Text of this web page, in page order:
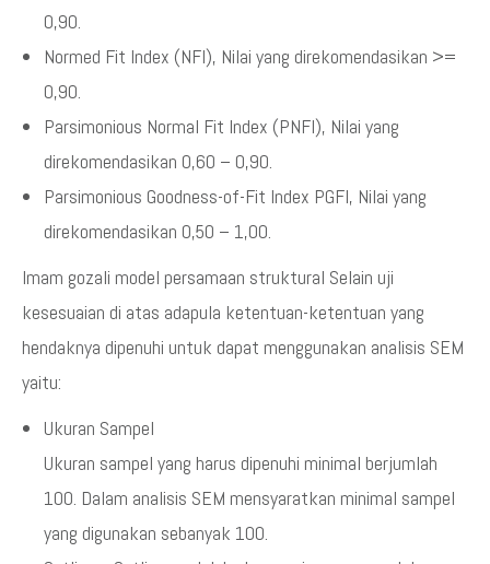
0,90.
Normed Fit Index (NFI), Nilai yang direkomendasikan >=
0,90.
Parsimonious Normal Fit Index (PNFI), Nilai yang
direkomendasikan 0,60 – 0,90.
Parsimonious Goodness-of-Fit Index PGFI, Nilai yang
direkomendasikan 0,50 – 1,00.
Imam gozali model persamaan struktural Selain uji
kesesuaian di atas adapula ketentuan-ketentuan yang
hendaknya dipenuhi untuk dapat menggunakan analisis SEM
yaitu:
Ukuran Sampel
Ukuran sampel yang harus dipenuhi minimal berjumlah
100. Dalam analisis SEM mensyaratkan minimal sampel
yang digunakan sebanyak 100.